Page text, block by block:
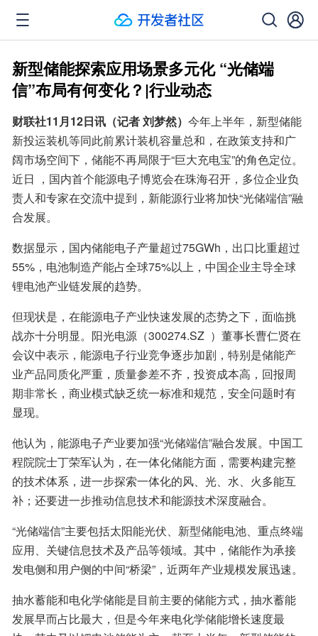
新型储能探索应用场景多元化 “光储端
信”布局有何变化？|行业动态
财联社11月12日讯（记者 刘梦然） 今年上半年，新型储能
新投运装机等同此前累计装机容量总和，在政策支持和广
阔市场空间下，储能不再局限于“巨大充电宝”的角色定位。
近日 ，国内首个能源电子博览会在珠海召开，多位企业负
责人和专家在交流中提到，新能源行业将加快“光储端信”融
合发展。
数据显示，国内储能电子产量超过75GWh，出口比重超过
55%，电池制造产能占全球75%以上，中国企业主导全球
锂电池产业链发展的趋势。
但现状是，在能源电子产业快速发展的态势之下，面临挑
战亦十分明显。阳光电源（300274.SZ  ）董事长曹仁贤在
会议中表示，能源电子行业竞争逐步加剧，特别是储能产
业产品同质化严重，质量参差不齐，投资成本高，回报周
期非常长，商业模式缺乏统一标准和规范，安全问题时有
显现。
他认为，能源电子产业要加强“光储端信”融合发展。中国工
程院院士丁荣军认为，在一体化储能方面，需要构建完整
的技术体系，进一步探索一体化的风、光、水、火多能互
补；还要进一步推动信息技术和能源技术深度融合。
“光储端信”主要包括太阳能光伏、新型储能电池、重点终端
应用、关键信息技术及产品等领域。其中，储能作为承接
发电侧和用户侧的中间“桥梁”，近两年产业规模发展迅速。
抽水蓄能和电化学储能是目前主要的储能方式，抽水蓄能
发展早而占比最大，但是今年来电化学储能增长速度最